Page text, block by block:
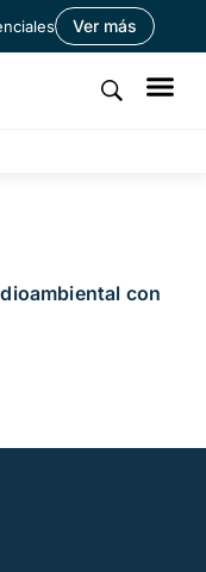
Ver más
con